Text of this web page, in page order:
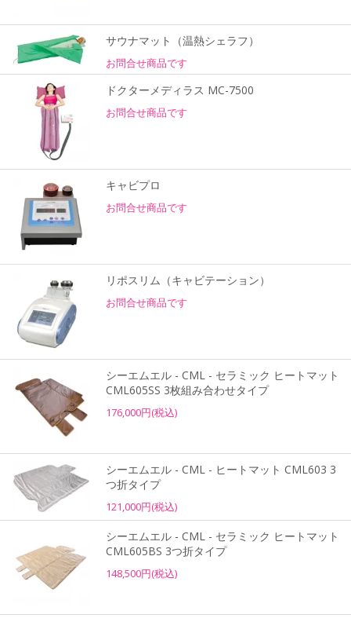
サウナマット（温熱シェラフ）
お問合せ商品です
ドクターメディラス MC-7500
お問合せ商品です
キャビプロ
お問合せ商品です
リポスリム（キャビテーション）
お問合せ商品です
シーエムエル - CML - セラミック ヒートマット
CML605SS 3枚組み合わせタイプ
176,000円(税込)
シーエムエル - CML - ヒートマット CML603 3
つ折タイプ
121,000円(税込)
シーエムエル - CML - セラミック ヒートマット
CML605BS 3つ折タイプ
148,500円(税込)